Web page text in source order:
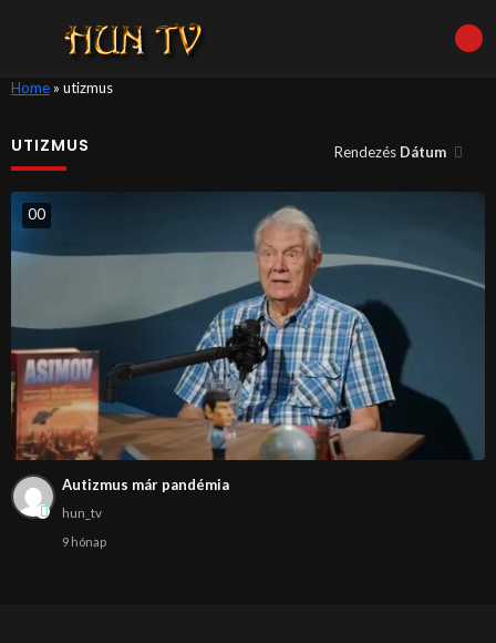
Home» utizmus
UTIZMUS Rendezés Dátum
00
Autizmus már pandémia
hun_tv
9 hónap